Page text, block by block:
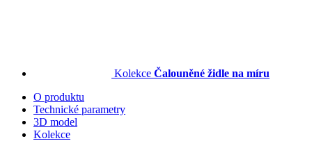
Kolekce Čalouněné židle na míru
O produktu
Technické parametry
3D model
Kolekce